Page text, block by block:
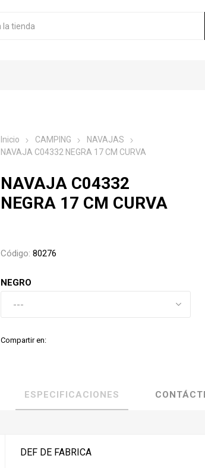
Inicio CAMPING
NAVAJAS
NAVAJA C04332 NEGRA 17 CM CURVA
NAVAJA C04332
NEGRA 17 CM CURVA
Código: 80276
NEGRO
Compartir en:
ESPECIFICACIONES
DEF DE FABRICA